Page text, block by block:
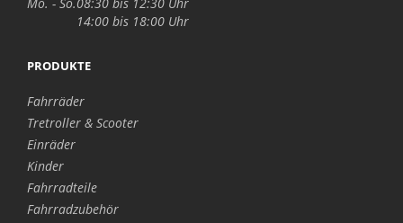
14:00 bis 18:00 Uhr
PRODUKTE
Fahrräder
Tretroller & Scooter
Einräder
Kinder
Fahrradteile
Fahrradzubehör